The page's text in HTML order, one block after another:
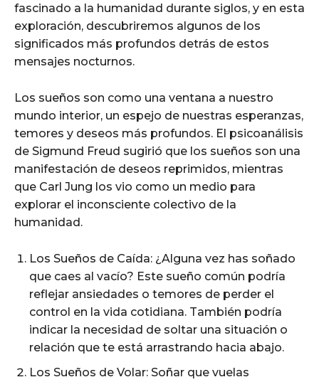
fascinado a la humanidad durante siglos, y en esta
exploración, descubriremos algunos de los
significados más profundos detrás de estos
mensajes nocturnos.
Los sueños son como una ventana a nuestro
mundo interior, un espejo de nuestras esperanzas,
temores y deseos más profundos. El psicoanálisis
de Sigmund Freud sugirió que los sueños son una
manifestación de deseos reprimidos, mientras
que Carl Jung los vio como un medio para
explorar el inconsciente colectivo de la
humanidad.
Los Sueños de Caída: ¿Alguna vez has soñado
que caes al vacío? Este sueño común podría
reflejar ansiedades o temores de perder el
control en la vida cotidiana. También podría
indicar la necesidad de soltar una situación o
relación que te está arrastrando hacia abajo.
Los Sueños de Volar: Soñar que vuelas